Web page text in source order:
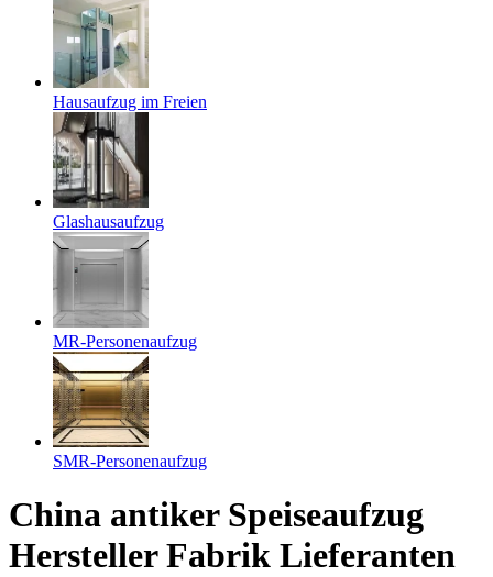
Hausaufzug im Freien
Glashausaufzug
MR-Personenaufzug
SMR-Personenaufzug
China antiker Speiseaufzug
Hersteller Fabrik Lieferanten